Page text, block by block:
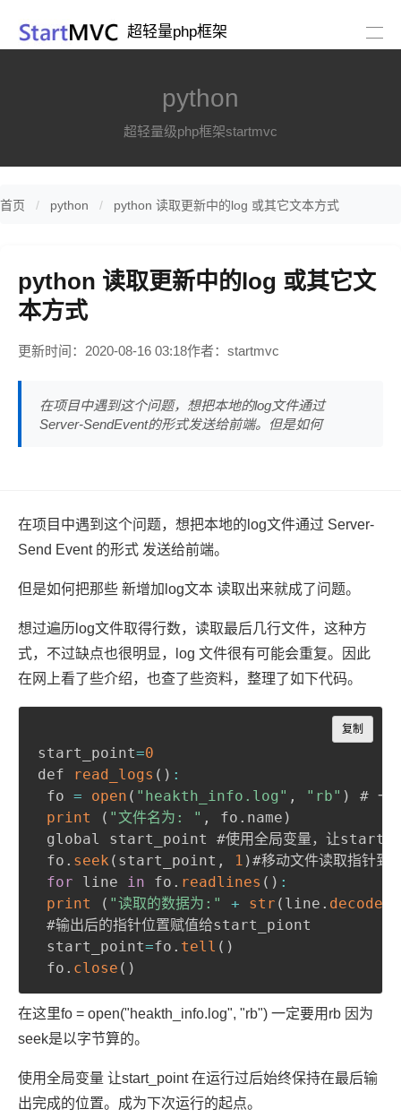
超轻量php框架
python
超轻量级php框架startmvc
首页 python python 读取更新中的log 或其它文本方式
python 读取更新中的log 或其它文
本方式
更新时间：2020-08-16 03:18作者：startmvc
在项目中遇到这个问题，想把本地的log文件通过
Server-SendEvent的形式发送给前端。但是如何
在项目中遇到这个问题，想把本地的log文件通过 Server-
Send Event 的形式 发送给前端。
但是如何把那些 新增加log文本 读取出来就成了问题。
想过遍历log文件取得行数，读取最后几行文件，这种方
式，不过缺点也很明显，log 文件很有可能会重复。因此
在网上看了些介绍，也查了些资料，整理了如下代码。
start_point=0
def
read_logs ( ) :
fo = open ( "heakth_info.log" , "rb" )
# 一
print
( "文件名为: " , fo . name )
global start_point #使用全局变量，让
fo . seek ( start_point , 1 )#移动文件读取指针到
for line in fo . readlines ( ) :
print
( "读取的数据为:" + str ( line . decode
#输出后的指针位置赋值给start_piont
start_point=fo . tell ( )
fo . close ( )
复制
Copy
在这里fo = open("heakth_info.log", "rb") 一定要用rb 因为
seek是以字节算的。
使用全局变量 让start_point 在运行过后始终保持在最后输
出完成的位置。成为下次运行的起点。